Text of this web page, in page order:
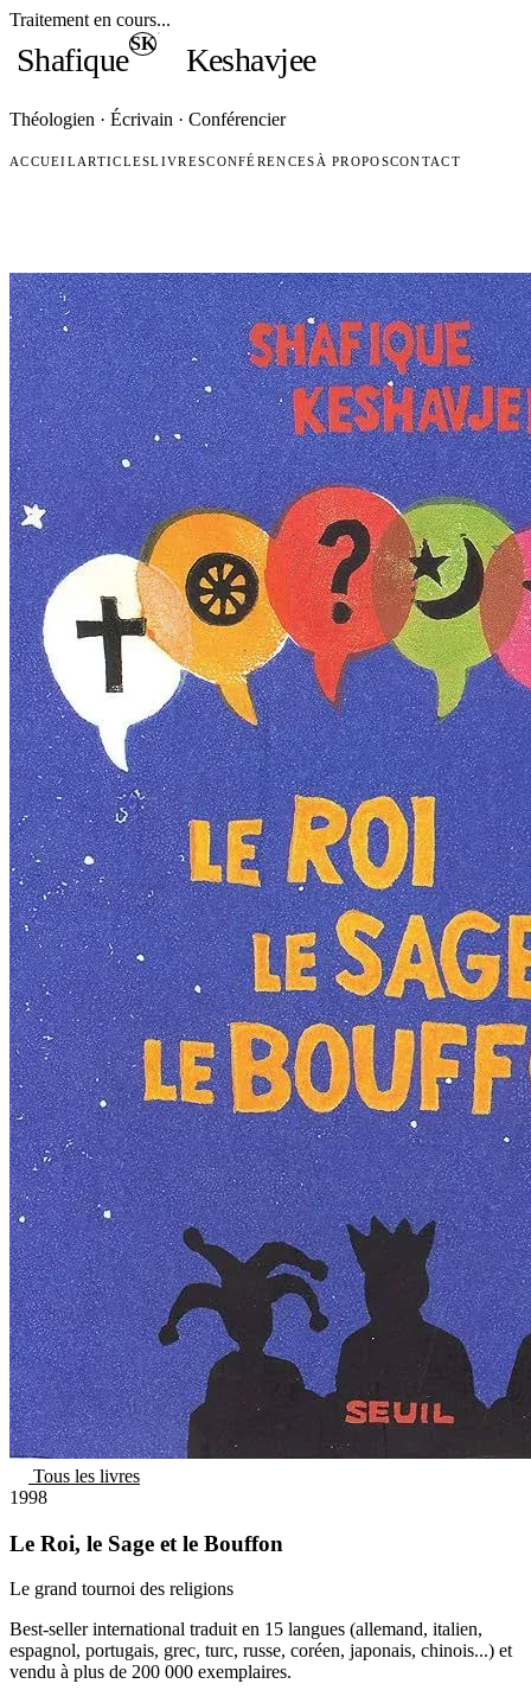
Traitement en cours...
ShafiqueSK Keshavjee
Théologien · Écrivain · Conférencier
ACCUEIL ARTICLESLIVRESCONFÉRENCES À PROPOSCONTACT
Tous les livres
1998
Le Roi, le Sage et le Bouffon
Le grand tournoi des religions
Best-seller international traduit en 15 langues (allemand, italien,
espagnol, portugais, grec, turc, russe, coréen, japonais, chinois...) et
vendu à plus de 200 000 exemplaires.